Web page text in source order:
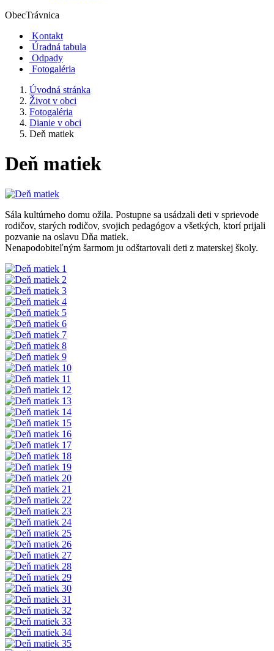
ObecTrávnica
Kontakt
Úradná tabula
Odpady
Fotogaléria
Úvodná stránka
Život v obci
Fotogaléria
Dianie v obci
Deň matiek
Deň matiek
Sála kultúrneho domu ožila. Postupne sa usádzali deti v sprievode
rodičov, starých rodičov, svojich pedagógov a všetkých, ktorí prijali
pozvanie na oslavu Dňa matiek.
Nenapodobiteľným šarmom ju odštartovali deti z materskej školy.